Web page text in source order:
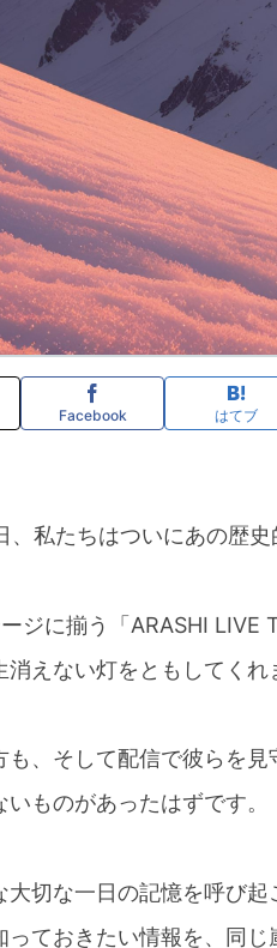
Facebook はてブ
、私たちはついにあの歴
ジに揃う「ARASHI
消えない灯をともしてくれ
も、そして配信で彼らを
ものがあったはずです。
大切な一日の記憶を呼び
っておきたい情報を、同